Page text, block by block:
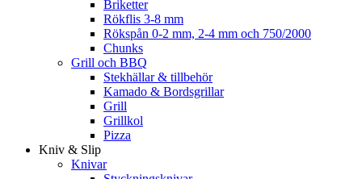
Briketter
Rökflis 3-8 mm
Rökspån 0-2 mm, 2-4 mm och 750/2000
Chunks
Grill och BBQ
Stekhällar & tillbehör
Kamado & Bordsgrillar
Grill
Grillkol
Pizza
Kniv & Slip
Knivar